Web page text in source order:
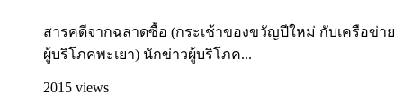
สารคดีจากฉลาดซื้อ (กระเช้าของขวัญปีใหม่ กับเครือข่าย
ผู้บริโภคพะเยา) นักข่าวผู้บริโภค...
2015 views